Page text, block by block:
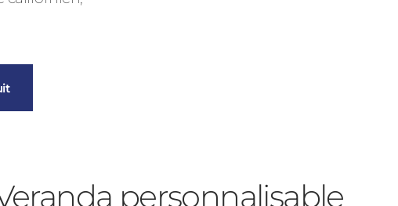
personnalisable